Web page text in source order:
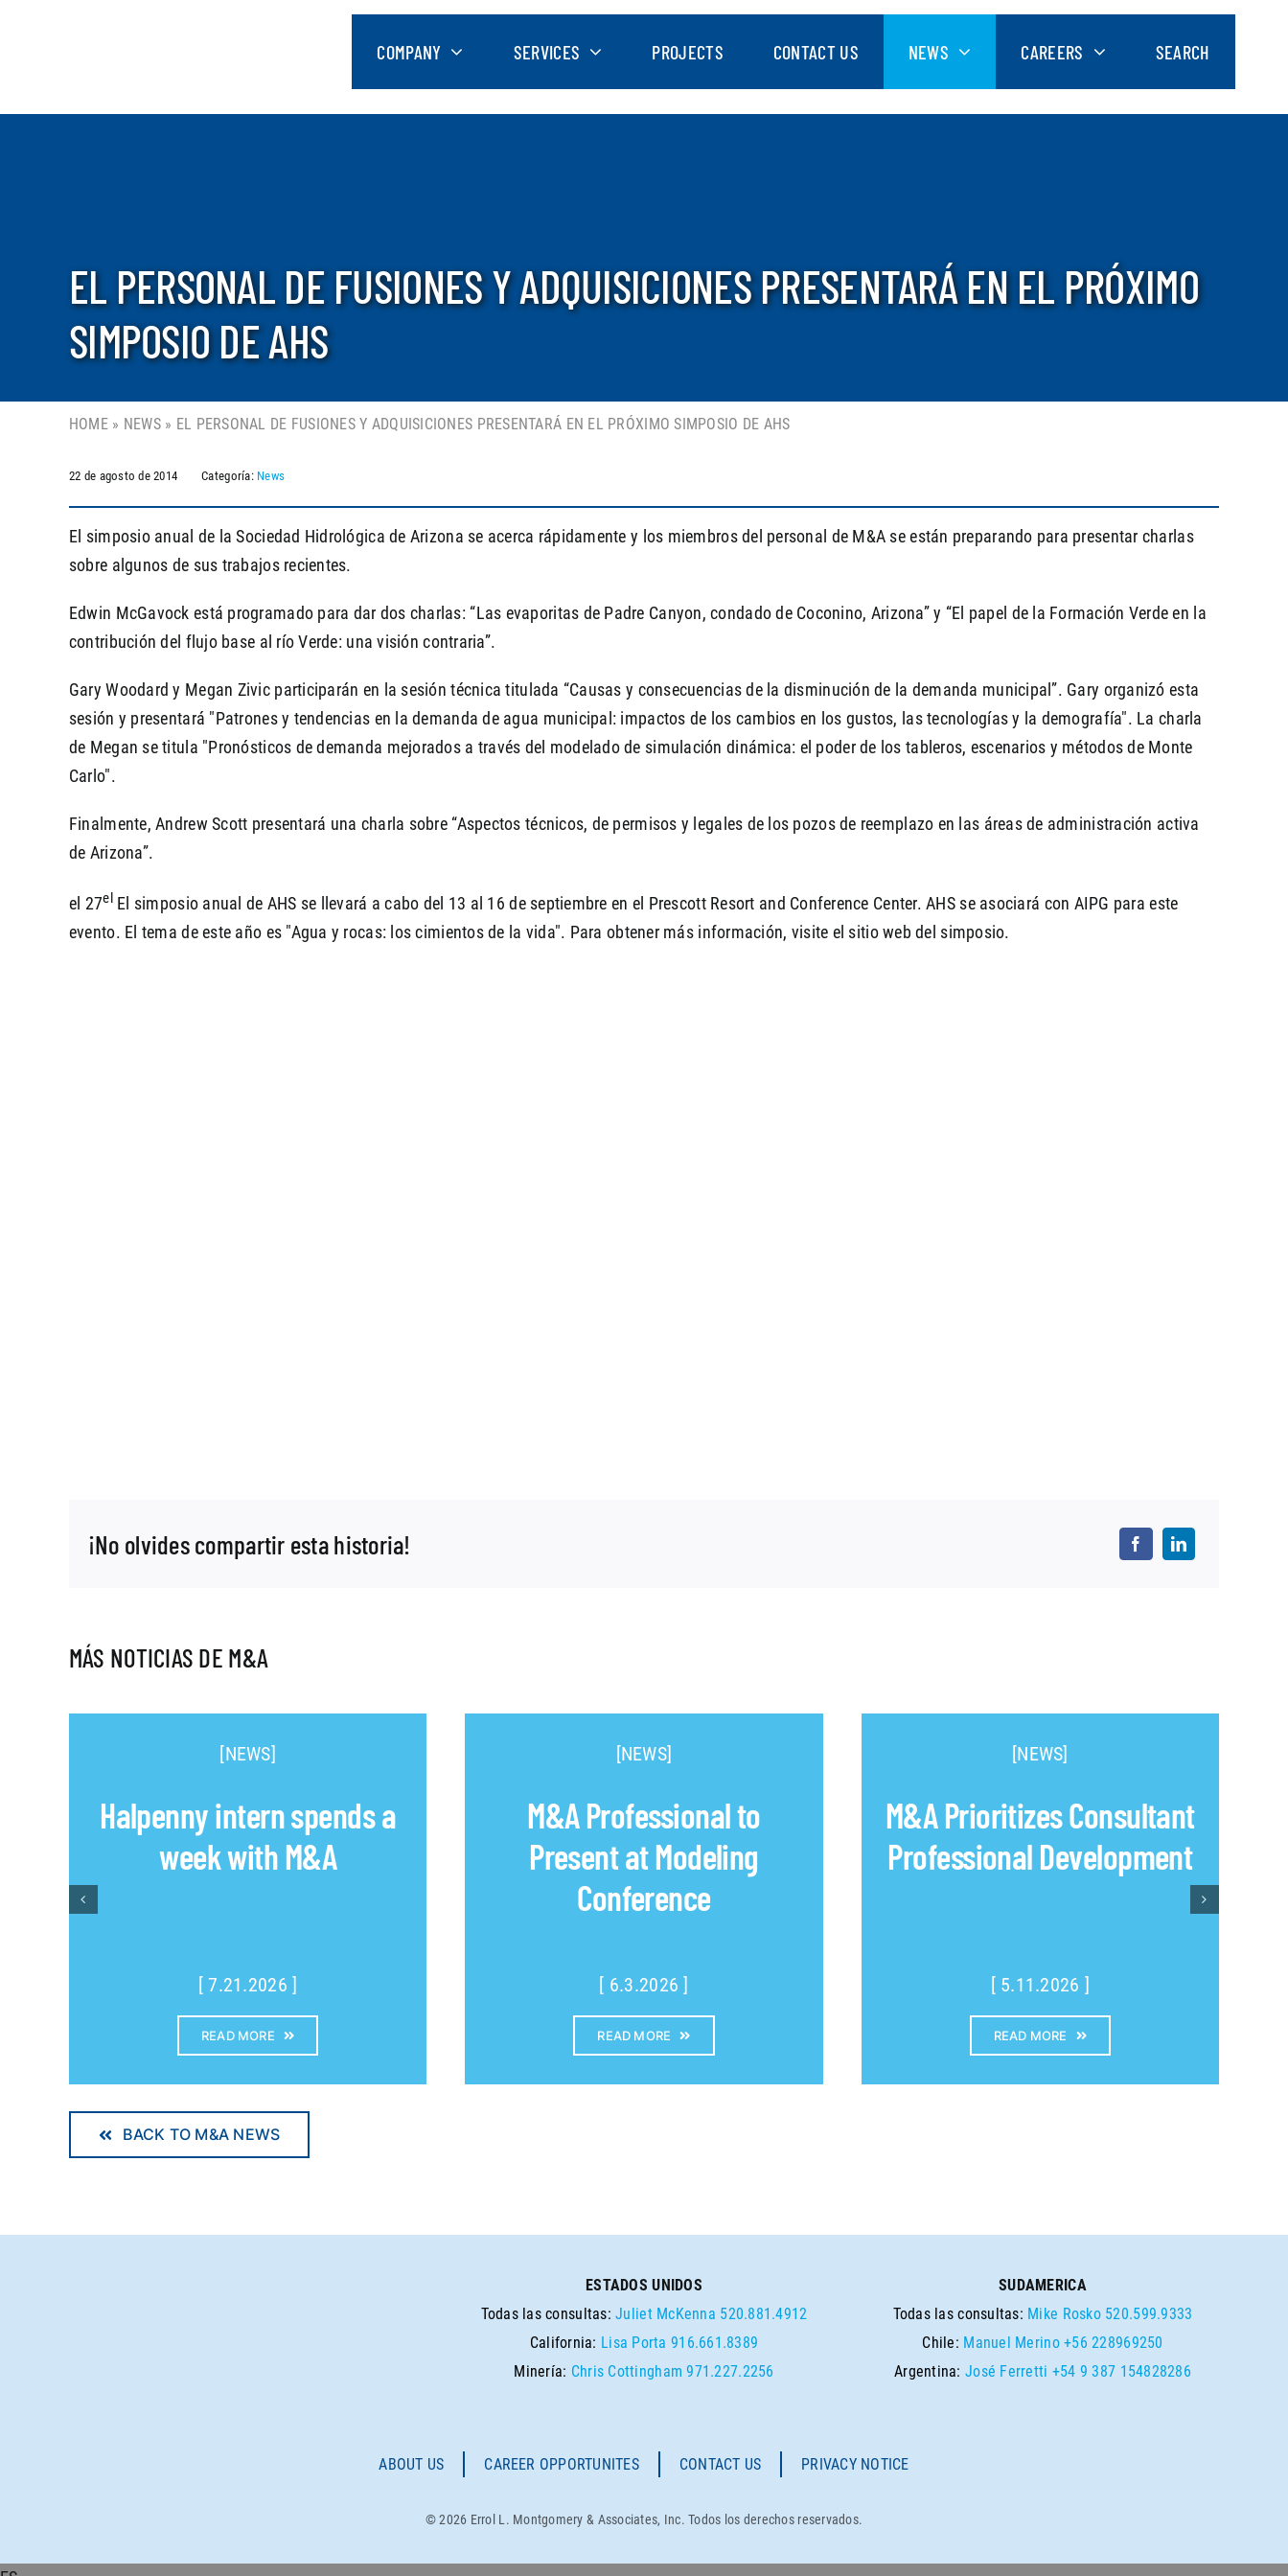
COMPANY SERVICES PROJECTS CONTACT US NEWS CAREERS SEARCH
EL PERSONAL DE FUSIONES Y ADQUISICIONES PRESENTARÁ EN EL PRÓXIMO
SIMPOSIO DE AHS
HOME » NEWS» EL PERSONAL DE FUSIONES Y ADQUISICIONES PRESENTARÁ EN EL PRÓXIMO SIMPOSIO DE AHS
22 de agosto de 2014 Categoría: News
El simposio anual de la Sociedad Hidrológica de Arizona se acerca rápidamente y los miembros del personal de M&A se están preparando para presentar charlas
sobre algunos de sus trabajos recientes.
Edwin McGavock está programado para dar dos charlas: “Las evaporitas de Padre Canyon, condado de Coconino, Arizona” y “El papel de la Formación Verde en la
contribución del flujo base al río Verde: una visión contraria”.
Gary Woodard y Megan Zivic participarán en la sesión técnica titulada “Causas y consecuencias de la disminución de la demanda municipal”. Gary organizó esta
sesión y presentará "Patrones y tendencias en la demanda de agua municipal: impactos de los cambios en los gustos, las tecnologías y la demografía". La charla
de Megan se titula "Pronósticos de demanda mejorados a través del modelado de simulación dinámica: el poder de los tableros, escenarios y métodos de Monte
Carlo".
Finalmente, Andrew Scott presentará una charla sobre “Aspectos técnicos, de permisos y legales de los pozos de reemplazo en las áreas de administración activa
de Arizona”.
el 27elEl simposio anual de AHS se llevará a cabo del 13 al 16 de septiembre en el Prescott Resort and Conference Center. AHS se asociará con AIPG para este
evento. El tema de este año es "Agua y rocas: los cimientos de la vida". Para obtener más información, visite el sitio web del simposio.
¡No olvides compartir esta historia!
MÁS NOTICIAS DE M&A
[NEWS]
Halpenny intern spends a
week with M&A
[ 7.21.2026 ]
READ MORE
[NEWS]
M&A Professional to
Present at Modeling
Conference
[ 6.3.2026 ]
READ MORE
[NEWS]
M&A Prioritizes Consultant
Professional Development
[ 5.11.2026 ]
READ MORE
BACK TO M&A NEWS
ESTADOS UNIDOS
Todas las consultas:Juliet McKenna 520.881.4912
California: Lisa Porta 916.661.8389
Minería: Chris Cottingham 971.227.2256
SUDAMERICA
Todas las consultas: Mike Rosko 520.599.9333
Chile: Manuel Merino +56 228969250
Argentina:José Ferretti +54 9 387 154828286
ABOUT US CAREER OPPORTUNITES CONTACT US PRIVACY NOTICE
© 2026 Errol L. Montgomery & Associates, Inc. Todos los derechos reservados.